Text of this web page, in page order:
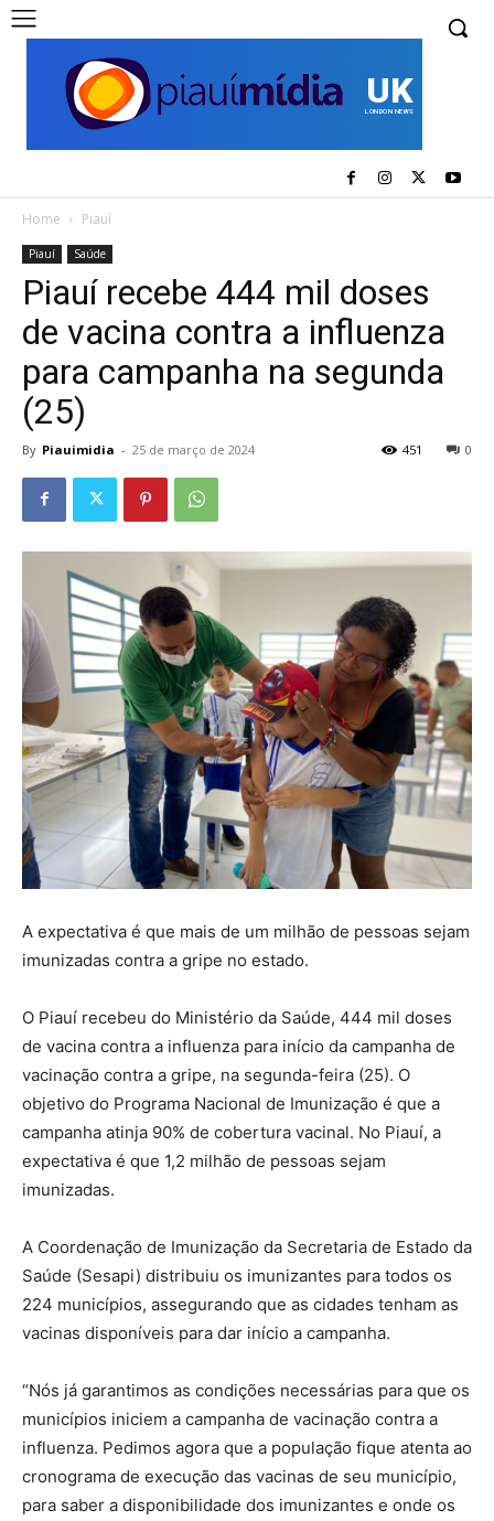
UK
LONDON NEWS
Home Piauí
Piauí Saúde
Piauí recebe 444 mil doses
de vacina contra a influenza
para campanha na segunda
(25)
By Piauimidia - 25 de março de 2024 0
451
A expectativa é que mais de um milhão de pessoas sejam
imunizadas contra a gripe no estado.
O Piauí recebeu do Ministério da Saúde, 444 mil doses
de vacina contra a influenza para início da campanha de
vacinação contra a gripe, na segunda-feira (25). O
objetivo do Programa Nacional de Imunização é que a
campanha atinja 90% de cobertura vacinal. No Piauí, a
expectativa é que 1,2 milhão de pessoas sejam
imunizadas.
A Coordenação de Imunização da Secretaria de Estado da
Saúde (Sesapi) distribuiu os imunizantes para todos os
224 municípios, assegurando que as cidades tenham as
vacinas disponíveis para dar início a campanha.
“Nós já garantimos as condições necessárias para que os
municípios iniciem a campanha de vacinação contra a
influenza. Pedimos agora que a população fique atenta ao
cronograma de execução das vacinas de seu município,
para saber a disponibilidade dos imunizantes e onde os